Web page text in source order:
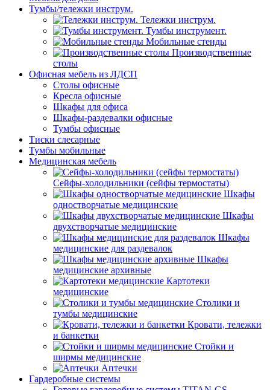
Тумбы/тележки инструм.
Тележки инструм.
Тумбы инструмент.
Мобильные стенды
Производственные
столы
Офисная мебель из ЛДСП
Столы офисные
Кресла офисные
Шкафы для офиса
Шкафы-раздевалки офисные
Тумбы офисные
Тиски слесарные
Тумбы мобильные
Медицинская мебель
Сейфы-холодильники (сейфы термостаты)
Шкафы
одностворчатые медицинские
Шкафы
двухстворчатые медицинские
Шкафы
медицинские для раздевалок
Шкафы
медицинские архивные
Картотеки
медицинские
Столики и
тумбы медицинские
Кровати, тележки
и банкетки
Стойки и
ширмы медицинские
Аптечки
Гардеробные системы